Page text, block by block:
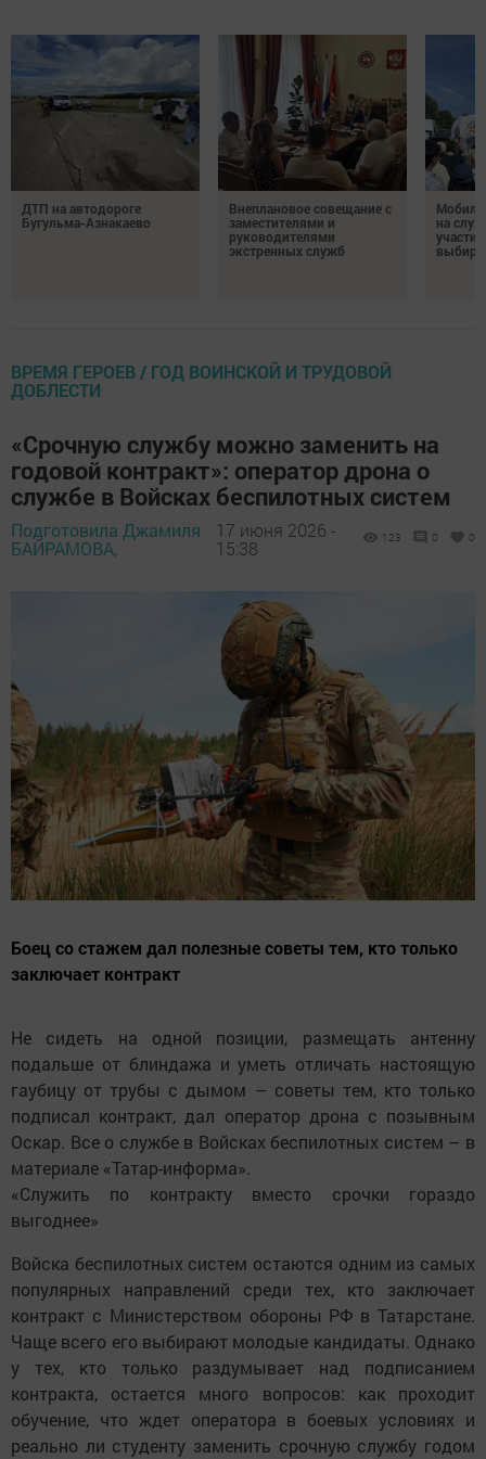
ДТП на автодороге
Бугульма-Азнакаево
Внеплановое совещание с
заместителями и
руководителями
экстренных служб
на
ВРЕМЯ ГЕРОЕВ / ГОД ВОИНСКОЙ И ТРУДОВОЙ
ДОБЛЕСТИ
«Срочную службу можно заменить на
годовой контракт»: оператор дрона о
службе в Войсках беспилотных систем
Подготовила Джамиля
БАЙРАМОВА,
17 июня 2026 -
15:38
123 0 0
Боец со стажем дал полезные советы тем, кто только
заключает контракт
Не сидеть на одной позиции, размещать антенну
подальше от блиндажа и уметь отличать настоящую
гаубицу от трубы с дымом – советы тем, кто только
подписал контракт, дал оператор дрона с позывным
Оскар. Все о службе в Войсках беспилотных систем – в
материале «Татар-информа».
«Служить по контракту вместо срочки гораздо
выгоднее»
Войска беспилотных систем остаются одним из самых
популярных направлений среди тех, кто заключает
контракт с Министерством обороны РФ в Татарстане.
Чаще всего его выбирают молодые кандидаты. Однако
у тех, кто только раздумывает над подписанием
контракта, остается много вопросов: как проходит
обучение, что ждет оператора в боевых условиях и
реально ли студенту заменить срочную службу годом